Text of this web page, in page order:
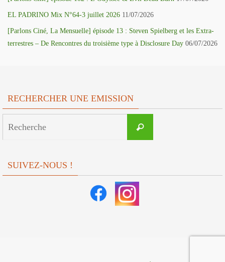
EL PADRINO Mix N°64-3 juillet 2026 11/07/2026
[Parlons Ciné, La Mensuelle] épisode 13 : Steven Spielberg et les Extra-
terrestres – De Rencontres du troisième type à Disclosure Day 06/07/2026
RECHERCHER UNE EMISSION
Recherche
SUIVEZ-NOUS !